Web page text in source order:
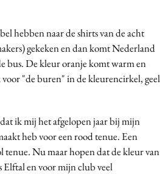
hebben naar de shirts van de acht
gekeken en dan komt Nederland
bus. De kleur oranje komt warm en
"de buren" in de kleurencirkel, geel
ik mij het afgelopen jaar bij mijn
heb voor een rood tenue. Een
tenue. Nu maar hopen dat de kleur van
en voor mijn club veel